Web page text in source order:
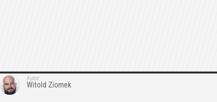
Autor:
Witold Ziomek